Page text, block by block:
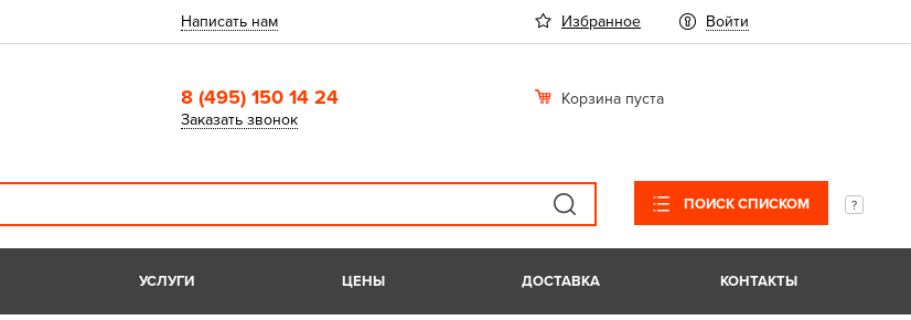
Написать нам Избранное Войти
8 (495) 150 14 24
Заказать звонок
Корзина пуста
ПОИСК СПИСКОМ
УСЛУГИ ЦЕНЫ ДОСТАВКА КОНТАКТЫ